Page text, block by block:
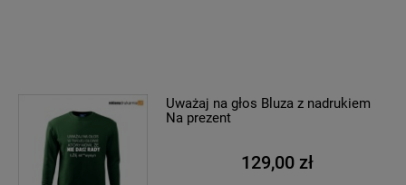
Uważaj na głos Bluza z nadrukiem
Na prezent
129,00 zł